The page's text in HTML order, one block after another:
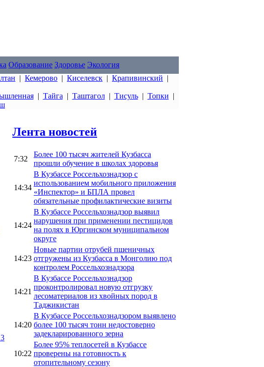
Образование Здоровье Экология
| Кемерово | Киселевск | Крапивинский |
| Тайга | Таштагол| Тисуль| Топки |
Лента новостей
7:32
Более 100 тысяч жителей Кузбасса
прошли обучение в школах здоровья
14:34
В Кузбассе Россельхознадзор с
использованием мобильного приложения
«Инспектор» и БПЛА провел
обязательные профилактические визиты
14:24
В Кузбассе Россельхознадзор выявил
нарушения при применении пестицидов
на полях в Юргинском муниципальном
округе
14:23
Новые партии отрубей пшеничных
отгружены из Кузбасса в Монголию под
контролем Россельхознадзора
14:21
В Кузбассе Россельхознадзор
проконтролировал новую отгрузку
лесоматериалов из хвойных пород в
Таджикистан
14:20
В Кузбассе Россельхознадзором выявлено
более 100 тысяч тонн недостоверно
задекларированного зерна
10:22
Более 95% теплосетей в Кузбассе
проверены на готовность к
отопительному сезону